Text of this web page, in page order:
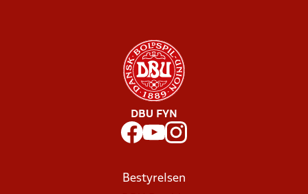
DBU FYN
Bestyrelsen